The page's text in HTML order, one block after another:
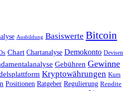
Ausbildung Basiswerte Bitcoin
Chart Chartanalyse Demokonto Devisen
Gebühren Gewinne
Kryptowährungen Kurs
Positionen Ratgeber Regulierung Rendite